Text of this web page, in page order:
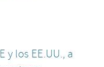
y los EE.UU., a